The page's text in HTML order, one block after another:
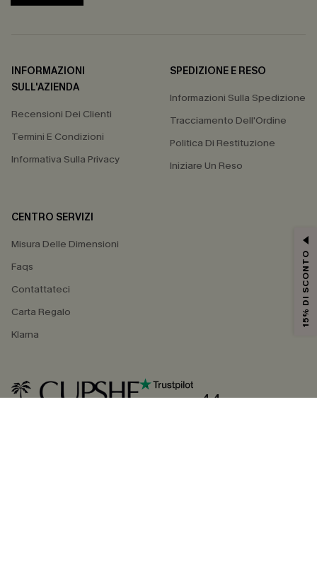
INFORMAZIONI
SULL'AZIENDA
Recensioni Dei Clienti
Termini E Condizioni
Informativa Sulla Privacy
SPEDIZIONE E RESO
Informazioni Sulla Spedizione
Tracciamento Dell'Ordine
Politica Di Restituzione
Iniziare Un Reso
CENTRO SERVIZI
Misura Delle Dimensioni
Faqs
Contattateci
Carta Regalo
Klarna
4.4
15% DI SCONTO